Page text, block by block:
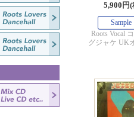
5,900円(
Sample
Roots Vocal
グジャケ UK